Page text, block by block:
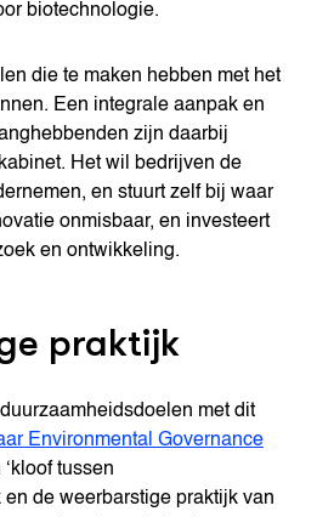
biotechnologie.
die te maken hebben met het
Een integrale aanpak en
zijn daarbij
Het wil bedrijven de
en stuurt zelf bij waar
onmisbaar, en investeert
en ontwikkeling.
praktijk
met dit
Environmental Governance
tussen
de weerbarstige praktijk van